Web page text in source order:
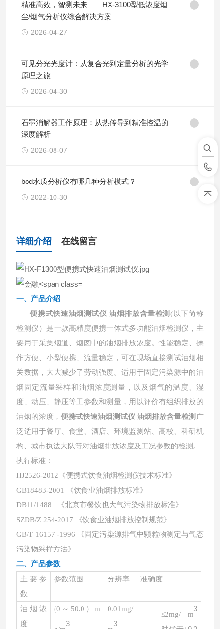
精准高效，智测未来——HX-3100型低浓度烟
尘/烟气分析仪综合解决方案
2026-04-27
可见分光光度计：从复合光到定量分析的光学
原理之旅
2026-04-30
石墨消解器工作原理：从热传导到精准控温的
深度解析
2026-08-07
bod水质分析仪有哪几种分析模式？
2022-10-30
详细介绍 在线留言
一、产品介绍
便携式快速油烟测试仪 油烟排放含量检测(以下简称
检测仪）是一款高精度便携一体式多功能油烟检测仪，主
要用于采集烟道、烟囱中的油烟排放浓度。性能稳定、操
作方便、小型便携、流量稳定，可在现场直接测试油烟相
关数据，大大减少了劳动强度。适用于固定污染源中的油
烟固定流量采样和油烟浓度测量，以及烟气的温度、湿
度、动压、静压等工参数和测量，用以评价有组织排放的
油烟的浓度， 便携式快速油烟测试仪 油烟排放含量检测 广
泛适用于餐厅、食堂、酒店、环境监测站、高校、科研机
构、城市执法大队等对油烟排放浓度及工况参数的检测。
执行标准：
HJ2526-2012《便携式饮食油烟检测仪技术标准》
GB18483-2001 《饮食业油烟排放标准》
DB11/1488 《北京市餐饮也大气污染物排放标准》
SZDB/Z 254-2017 《饮食业油烟排放控制规范》
GB/T 16157 -1996 《固定污染源排气中颗粒物测定与气态
污染物采样方法》
二、产品参数
主要参
数
参数范围 分辨率 准确度
油烟浓
度
(0～50.0）m
3
0.01mg/
3
≤2mg/ m
3